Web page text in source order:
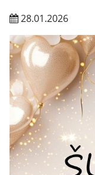
28.01.2026